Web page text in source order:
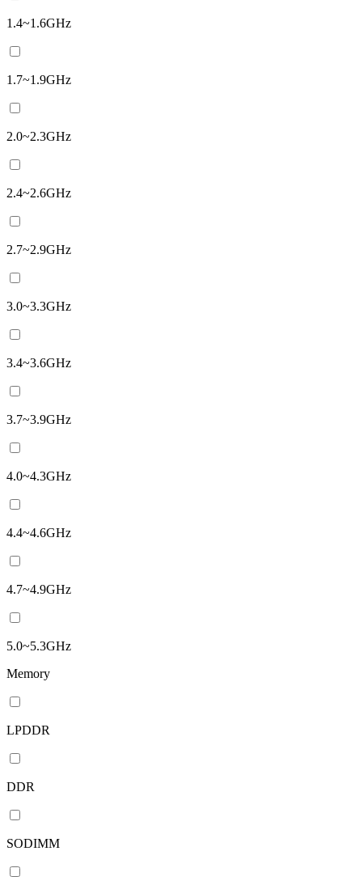
1.4~1.6GHz
1.7~1.9GHz
2.0~2.3GHz
2.4~2.6GHz
2.7~2.9GHz
3.0~3.3GHz
3.4~3.6GHz
3.7~3.9GHz
4.0~4.3GHz
4.4~4.6GHz
4.7~4.9GHz
5.0~5.3GHz
Memory
LPDDR
DDR
SODIMM